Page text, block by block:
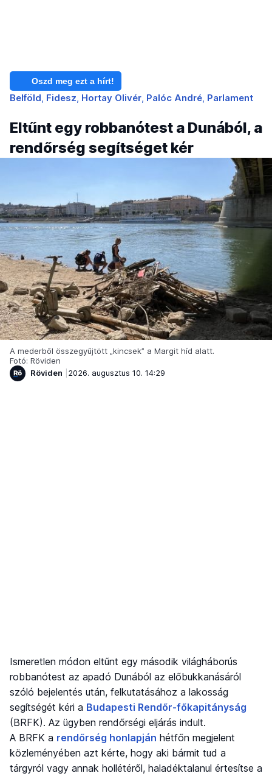
Oszd meg ezt a hírt!
Belföld Fidesz Hortay Olivér Palóc André Parlament
Eltűnt egy robbanótest a Dunából, a
rendőrség segítséget kér
A mederből összegyűjtött „kincsek” a Margit híd alatt.
Fotó: Röviden
Röviden
2026. augusztus 10. 14:29
Ismeretlen módon eltűnt egy második világháborús
robbanótest az apadó Dunából az előbukkanásáról
szóló bejelentés után, felkutatásához a lakosság
segítségét kéri a Budapesti Rendőr-főkapitányság
(BRFK). Az ügyben rendőrségi eljárás indult.
A BRFK a rendőrség honlapján hétfőn megjelent
közleményében azt kérte, hogy aki bármit tud a
tárgyról vagy annak hollétéről, haladéktalanul értesítse a